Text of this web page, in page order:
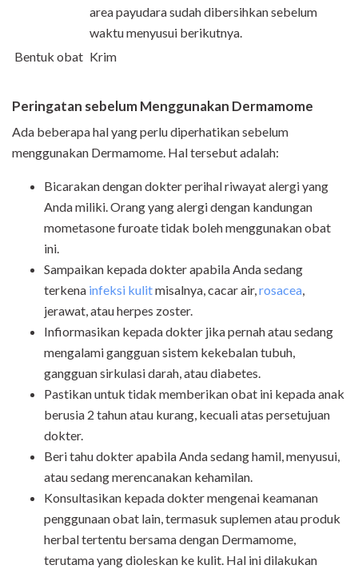
area payudara sudah dibersihkan sebelum
waktu menyusui berikutnya.
Bentuk obat Krim
Peringatan sebelum Menggunakan Dermamome
Ada beberapa hal yang perlu diperhatikan sebelum
menggunakan Dermamome. Hal tersebut adalah:
Bicarakan dengan dokter perihal riwayat alergi yang
Anda miliki. Orang yang alergi dengan kandungan
mometasone furoate tidak boleh menggunakan obat
ini.
Sampaikan kepada dokter apabila Anda sedang
terkena infeksi kulitmisalnya, cacar air,rosacea,
jerawat, atau herpes zoster.
Infiormasikan kepada dokter jika pernah atau sedang
mengalami gangguan sistem kekebalan tubuh,
gangguan sirkulasi darah, atau diabetes.
Pastikan untuk tidak memberikan obat ini kepada anak
berusia 2 tahun atau kurang, kecuali atas persetujuan
dokter.
Beri tahu dokter apabila Anda sedang hamil, menyusui,
atau sedang merencanakan kehamilan.
Konsultasikan kepada dokter mengenai keamanan
penggunaan obat lain, termasuk suplemen atau produk
herbal tertentu bersama dengan Dermamome,
terutama yang dioleskan ke kulit. Hal ini dilakukan